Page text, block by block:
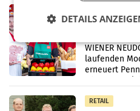
WIENER
laufenden
erneuert
RETAIL
DETAILS